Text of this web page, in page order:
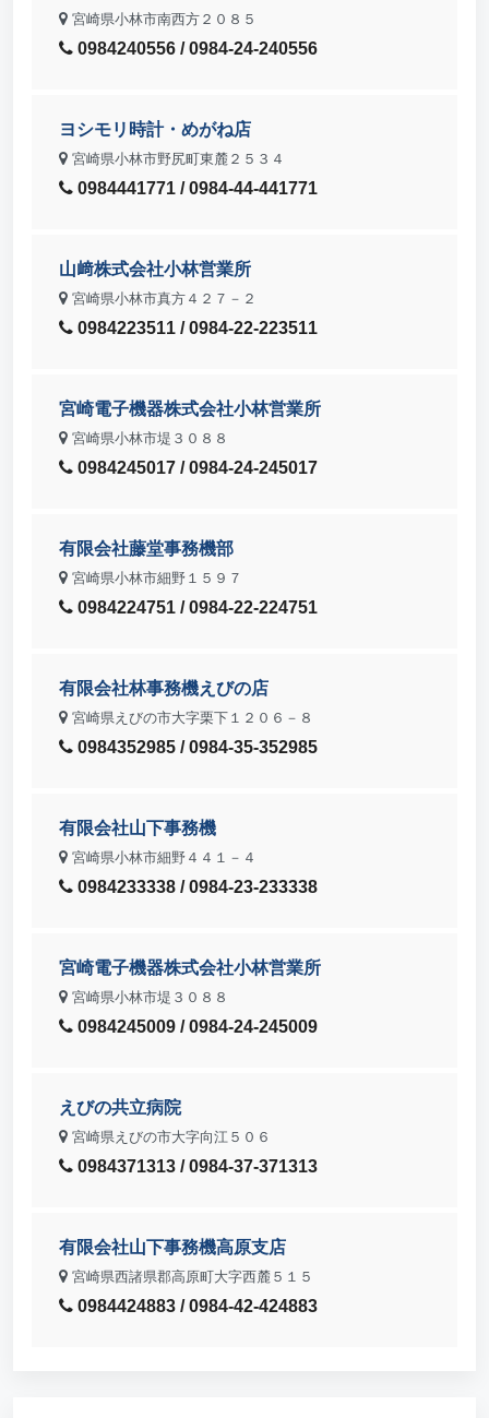
宮崎県小林市南西方２０８５
0984240556 / 0984-24-240556
ヨシモリ時計・めがね店
宮崎県小林市野尻町東麓２５３４
0984441771 / 0984-44-441771
山﨑株式会社小林営業所
宮崎県小林市真方４２７－２
0984223511 / 0984-22-223511
宮崎電子機器株式会社小林営業所
宮崎県小林市堤３０８８
0984245017 / 0984-24-245017
有限会社藤堂事務機部
宮崎県小林市細野１５９７
0984224751 / 0984-22-224751
有限会社林事務機えびの店
宮崎県えびの市大字栗下１２０６－８
0984352985 / 0984-35-352985
有限会社山下事務機
宮崎県小林市細野４４１－４
0984233338 / 0984-23-233338
宮崎電子機器株式会社小林営業所
宮崎県小林市堤３０８８
0984245009 / 0984-24-245009
えびの共立病院
宮崎県えびの市大字向江５０６
0984371313 / 0984-37-371313
有限会社山下事務機高原支店
宮崎県西諸県郡高原町大字西麓５１５
0984424883 / 0984-42-424883